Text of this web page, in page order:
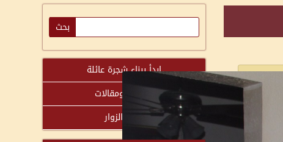
ابدأ ببناء شجرة عائلة
دراسات ومقالات
سجل الزوار